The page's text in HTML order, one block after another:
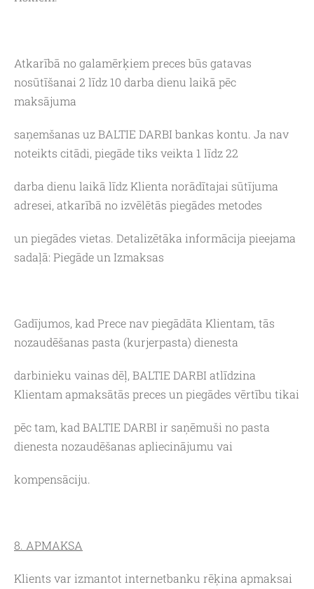
Atkarībā no galamērķiem preces būs gatavas
nosūtīšanai 2 līdz 10 darba dienu laikā pēc
maksājuma
saņemšanas uz BALTIE DARBI bankas kontu. Ja nav
noteikts citādi, piegāde tiks veikta 1 līdz 22
darba dienu laikā līdz Klienta norādītajai sūtījuma
adresei, atkarībā no izvēlētās piegādes metodes
un piegādes vietas. Detalizētāka informācija pieejama
sadaļā: Piegāde un Izmaksas
Gadījumos, kad Prece nav piegādāta Klientam, tās
nozaudēšanas pasta (kurjerpasta) dienesta
darbinieku vainas dēļ, BALTIE DARBI atlīdzina
Klientam apmaksātās preces un piegādes vērtību tikai
pēc tam, kad BALTIE DARBI ir saņēmuši no pasta
dienesta nozaudēšanas apliecinājumu vai
kompensāciju.
8. APMAKSA
Klients var izmantot internetbanku rēķina apmaksai